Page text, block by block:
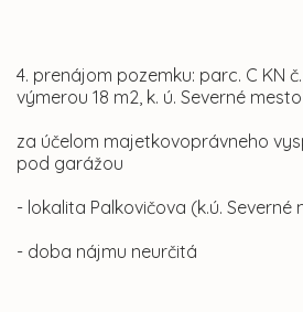
4. prenájom pozemku: parc. C KN
výmerou 18 m2, k. ú. Severné
za účelom majetkovoprávneho
pod garážou
- lokalita Palkovičova (k.ú. Severné
- doba nájmu neurčitá